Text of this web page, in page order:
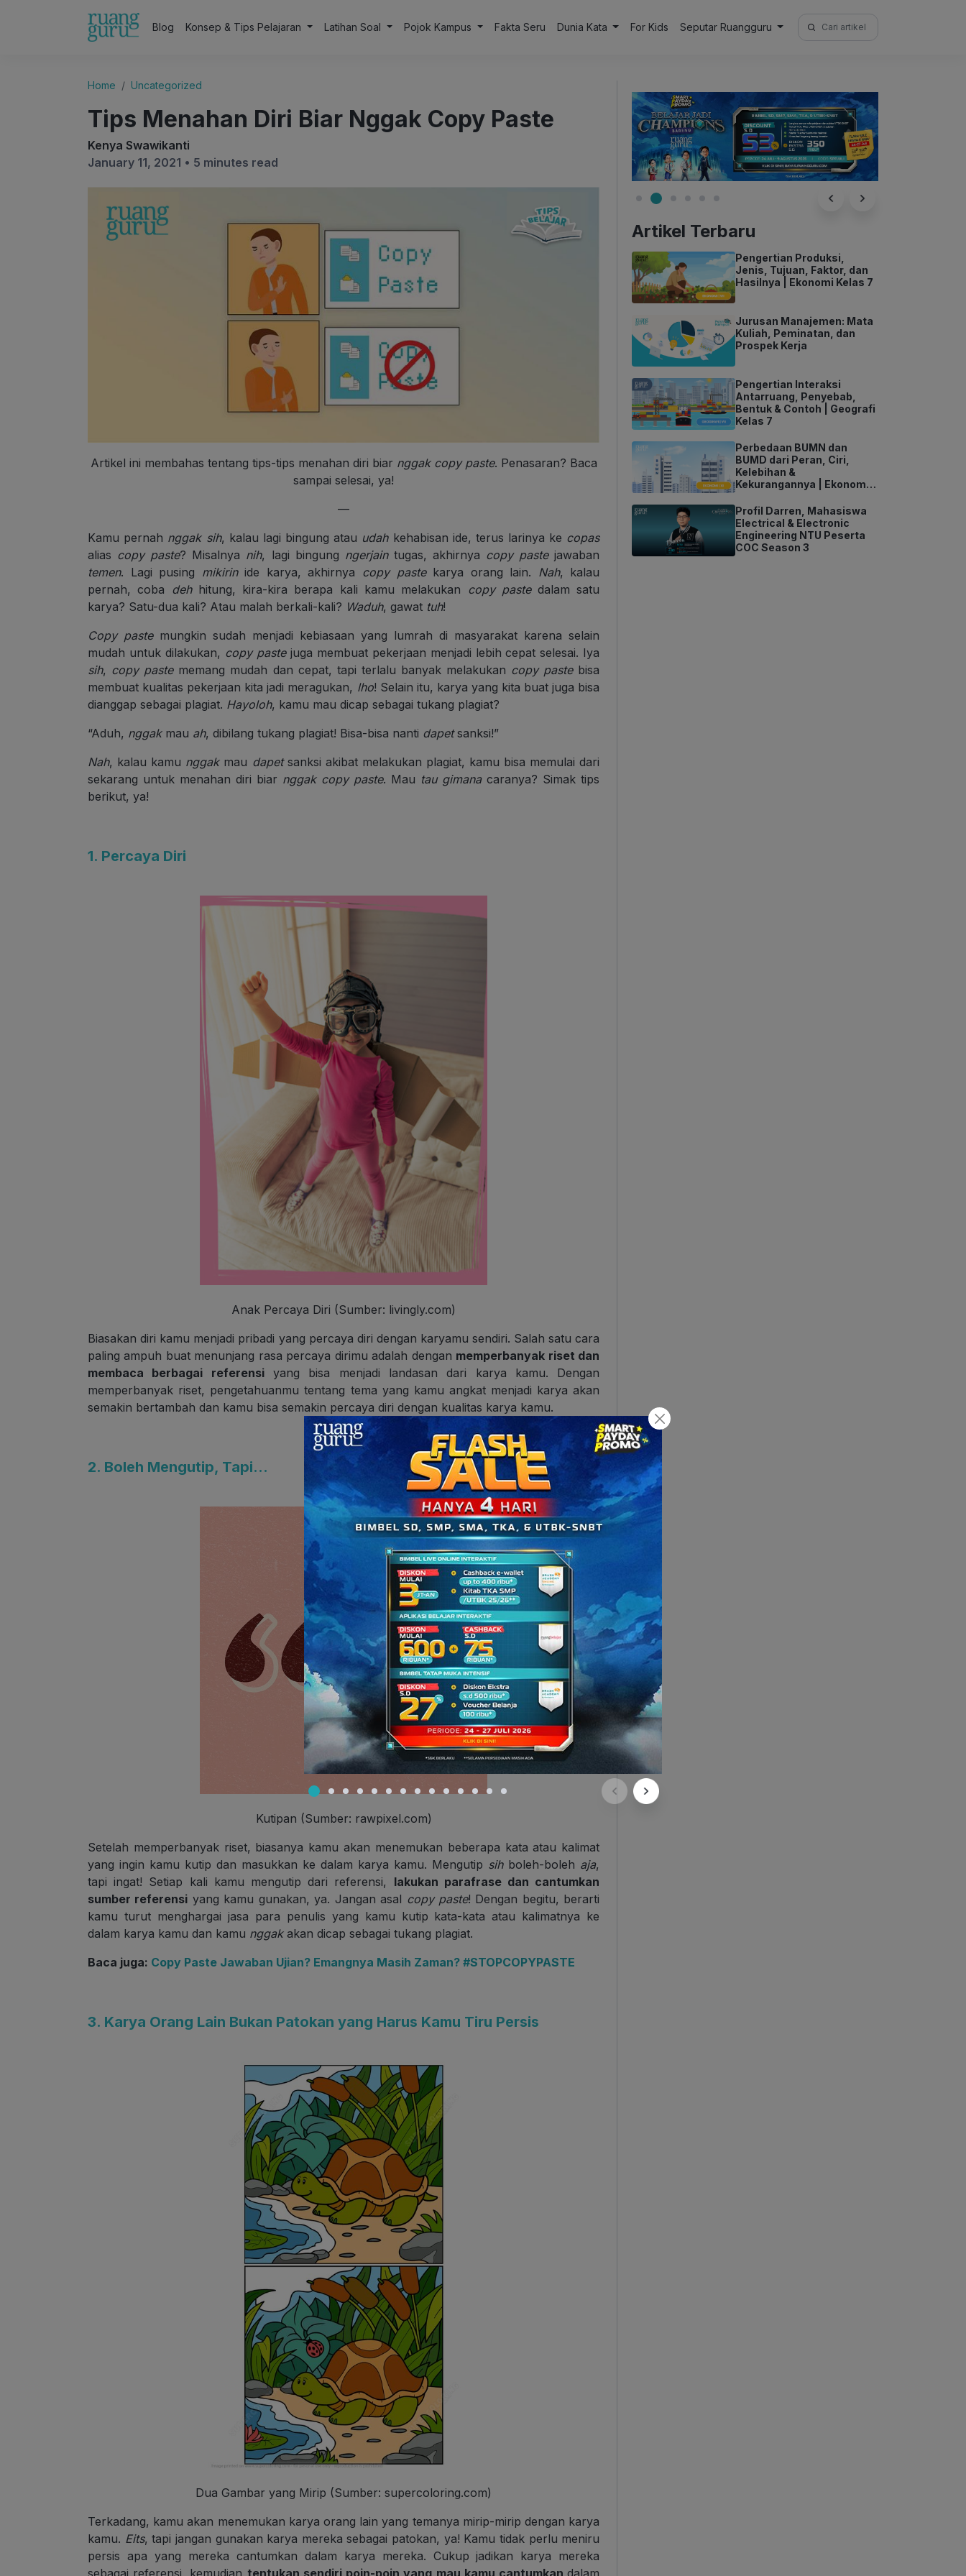
Blog Konsep & Tips Pelajaran Latihan Soal Pojok Kampus Fakta Seru Dunia Kata For Kids Seputar Ruangguru
Search
for:
Home Uncategorized
Tips Menahan Diri Biar Nggak Copy Paste
Kenya Swawikanti
January 11, 2021 • 5 minutes read
Artikel ini membahas tentang tips-tips menahan diri biar nggak copy paste. Penasaran? Baca
sampai selesai, ya!
—
Kamu pernah nggak sih, kalau lagi bingung atau udahkehabisan ide, terus larinya ke copas
alias copy paste? Misalnya nih, lagi bingung ngerjain tugas, akhirnya copy pastejawaban
temen. Lagi pusing mikirinide karya, akhirnya copy pastekarya orang lain. Nah, kalau
pernah, coba deh hitung, kira-kira berapa kali kamu melakukan copy pastedalam satu
karya? Satu-dua kali? Atau malah berkali-kali? Waduh, gawat tuh!
Copy pastemungkin sudah menjadi kebiasaan yang lumrah di masyarakat karena selain
mudah untuk dilakukan, copy pastejuga membuat pekerjaan menjadi lebih cepat selesai. Iya
sih, copy pastememang mudah dan cepat, tapi terlalu banyak melakukan copy pastebisa
membuat kualitas pekerjaan kita jadi meragukan, lho! Selain itu, karya yang kita buat juga bisa
dianggap sebagai plagiat. Hayoloh, kamu mau dicap sebagai tukang plagiat?
“Aduh, nggakmau ah, dibilang tukang plagiat! Bisa-bisa nanti dapetsanksi!”
Nah, kalau kamu nggakmau dapet sanksi akibat melakukan plagiat, kamu bisa memulai dari
sekarang untuk menahan diri biar nggak copy paste. Mau tau gimanacaranya? Simak tips
berikut, ya!
1. Percaya Diri
Anak Percaya Diri (Sumber: livingly.com)
Biasakan diri kamu menjadi pribadi yang percaya diri dengan karyamu sendiri. Salah satu cara
paling ampuh buat menunjang rasa percaya dirimu adalah dengan memperbanyak riset dan
membaca berbagai referensiyang bisa menjadi landasan dari karya kamu. Dengan
memperbanyak riset, pengetahuanmu tentang tema yang kamu angkat menjadi karya akan
semakin bertambah dan kamu bisa semakin percaya diri dengan kualitas karya kamu.
2. Boleh Mengutip, Tapi…
Kutipan (Sumber: rawpixel.com)
Setelah memperbanyak riset, biasanya kamu akan menemukan beberapa kata atau kalimat
yang ingin kamu kutip dan masukkan ke dalam karya kamu. Mengutip sihboleh-boleh aja,
tapi ingat! Setiap kali kamu mengutip dari referensi, lakukan parafrase dan cantumkan
sumber referensi yang kamu gunakan, ya. Jangan asal copy paste! Dengan begitu, berarti
kamu turut menghargai jasa para penulis yang kamu kutip kata-kata atau kalimatnya ke
dalam karya kamu dan kamu nggakakan dicap sebagai tukang plagiat.
Baca juga: Copy Paste Jawaban Ujian? Emangnya Masih Zaman? #STOPCOPYPASTE
3. Karya Orang Lain Bukan Patokan yang Harus Kamu Tiru Persis
Dua Gambar yang Mirip (Sumber: supercoloring.com)
Terkadang, kamu akan menemukan karya orang lain yang temanya mirip-mirip dengan karya
kamu. Eits, tapi jangan gunakan karya mereka sebagai patokan, ya! Kamu tidak perlu meniru
persis apa yang mereka cantumkan dalam karya mereka. Cukup jadikan karya mereka
Artikel Terbaru
Pengertian Produksi,
Jenis, Tujuan, Faktor, dan
Hasilnya | Ekonomi Kelas 7
Jurusan Manajemen: Mata
Kuliah, Peminatan, dan
Prospek Kerja
Pengertian Interaksi
Antarruang, Penyebab,
Bentuk & Contoh | Geografi
Kelas 7
Perbedaan BUMN dan
BUMD dari Peran, Ciri,
Kelebihan &
Kekurangannya | Ekonomi
Profil Darren, Mahasiswa
Electrical & Electronic
Engineering NTU Peserta
COC Season 3